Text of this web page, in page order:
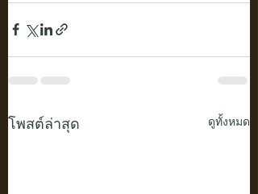
โพสต์ล่าสุด ดูทั้งหมด